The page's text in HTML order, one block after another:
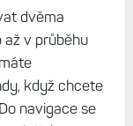
dvěma
až v průběhu
když chcete
navigace se